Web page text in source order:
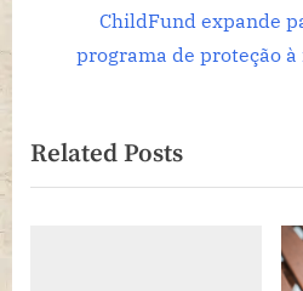
s
P
N
e
P
o
ChildFund expande
programa de proteção
Related Posts